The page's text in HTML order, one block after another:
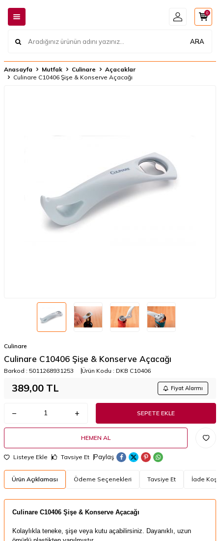
ARA
0
Anasayfa Mutfak Culinare
Açacaklar
Culinare C10406 Şişe & Konserve Açacağı
Culinare
Culinare C10406 Şişe & Konserve Açacağı
Barkod : 5011268931253 Ürün Kodu : DKB C10406
389,00 TL Fiyat Alarmı
SEPETE EKLE
HEMEN AL
Listeye Ekle Tavsiye Et Paylaş
Ürün Açıklaması Ödeme Seçenekleri Tavsiye Et İade
Culinare C10406 Şişe & Konserve Açacağı
Kolaylıkla teneke, şişe veya kutu açabilirsiniz. Dayanıklı, uzun